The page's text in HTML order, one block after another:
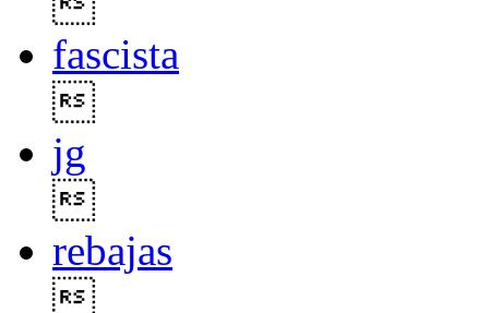
fascista
jg
rebajas